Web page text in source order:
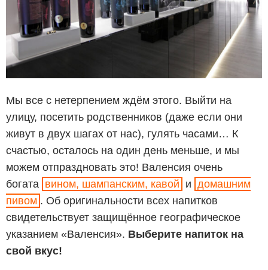
Мы все с нетерпением ждём этого. Выйти на
улицу, посетить родственников (даже если они
живут в двух шагах от нас), гулять часами… К
счастью, осталось на один день меньше, и мы
можем отпраздновать это! Валенсия очень
богата вином, шампанским, кавой и домашним
пивом . Об оригинальности всех напитков
свидетельствует защищённое географическое
указанием «Валенсия». Выберите напиток на
свой вкус!